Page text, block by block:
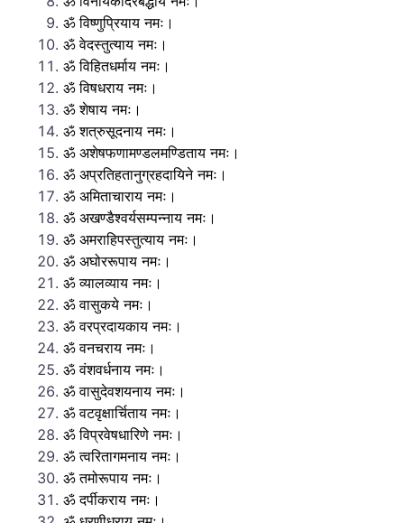
ॐ विष्णुप्रियाय नमः।
ॐ वेदस्तुत्याय नमः।
ॐ विहितधर्माय नमः।
ॐ विषधराय नमः।
ॐ शेषाय नमः।
ॐ शत्रुसूदनाय नमः।
ॐ अशेषफणामण्डलमण्डिताय नमः।
ॐ अप्रतिहतानुग्रहदायिने नमः।
ॐ अमिताचाराय नमः।
ॐ अखण्डैश्वर्यसम्पन्नाय नमः।
ॐ अमराहिपस्तुत्याय नमः।
ॐ अघोररूपाय नमः।
ॐ व्यालव्याय नमः।
ॐ वासुकये नमः।
ॐ वरप्रदायकाय नमः।
ॐ वनचराय नमः।
ॐ वंशवर्धनाय नमः।
ॐ वासुदेवशयनाय नमः।
ॐ वटवृक्षार्चिताय नमः।
ॐ विप्रवेषधारिणे नमः।
ॐ त्वरितागमनाय नमः।
ॐ तमोरूपाय नमः।
ॐ दर्पीकराय नमः।